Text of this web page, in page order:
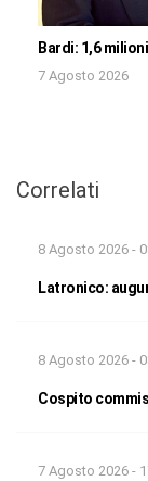
Bardi: 1,6
7 Agosto 2026
Correlati
8 Agosto 2026 -
Latronico:
8 Agosto 2026 -
Cospito
7 Agosto 2026 -